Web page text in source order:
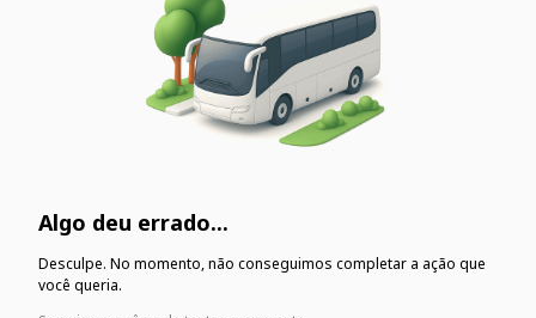
Algo deu errado...
Desculpe. No momento, não conseguimos completar a ação que
você queria.